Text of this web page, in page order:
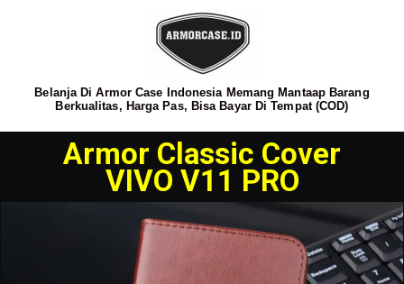
Belanja Di Armor Case Indonesia Memang Mantaap Barang
Berkualitas, Harga Pas, Bisa Bayar Di Tempat (COD)
Armor Classic Cover
VIVO V11 PRO